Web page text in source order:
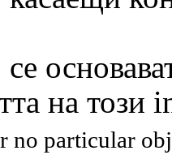
се
на този
no particular